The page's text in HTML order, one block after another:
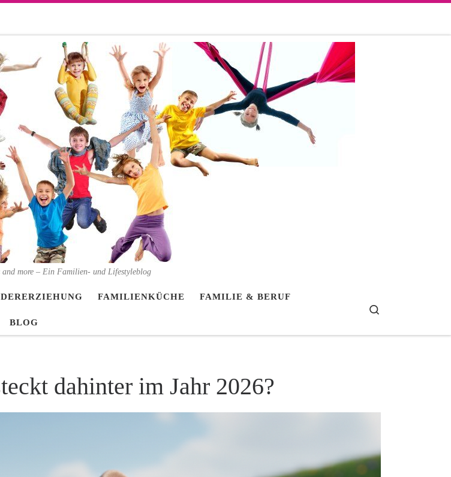
and more – Ein Familien- und Lifestyleblog
FAMILIENKÜCHE FAMILIE & BERUF
BLOG
dahinter im Jahr 2026?